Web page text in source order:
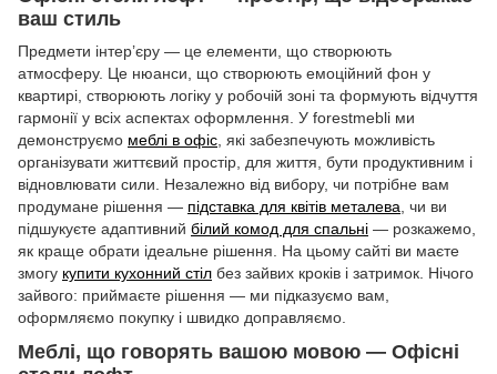
ваш стиль
Предмети інтер’єру — це елементи, що створюють
атмосферу. Це нюанси, що створюють емоційний фон у
квартирі, створюють логіку у робочій зоні та формують відчуття
гармонії у всіх аспектах оформлення. У forestmebli ми
демонструємо меблі в офіс , які забезпечують можливість
організувати життєвий простір, для життя, бути продуктивним і
відновлювати сили. Незалежно від вибору, чи потрібне вам
продумане рішення — підставка для квітів металева , чи ви
підшукуєте адаптивний білий комод для спальні — розкажемо,
як краще обрати ідеальне рішення. На цьому сайті ви маєте
змогу купити кухонний стіл без зайвих кроків і затримок. Нічого
зайвого: приймаєте рішення — ми підказуємо вам,
оформляємо покупку і швидко доправляємо.
Меблі, що говорять вашою мовою — Офісні